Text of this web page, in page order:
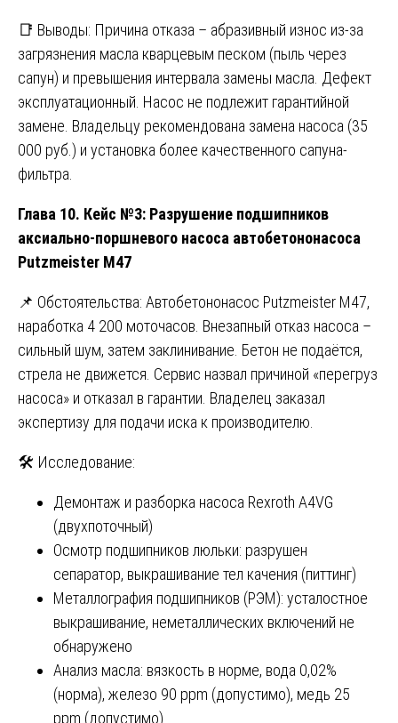
📑 Выводы: Причина отказа – абразивный износ из-за
загрязнения масла кварцевым песком (пыль через
сапун) и превышения интервала замены масла. Дефект
эксплуатационный. Насос не подлежит гарантийной
замене. Владельцу рекомендована замена насоса (35
000 руб.) и установка более качественного сапуна-
фильтра.
Глава 10. Кейс №3: Разрушение подшипников
аксиально-поршневого насоса автобетононасоса
Putzmeister M47
📌 Обстоятельства: Автобетононасос Putzmeister M47,
наработка 4 200 моточасов. Внезапный отказ насоса –
сильный шум, затем заклинивание. Бетон не подаётся,
стрела не движется. Сервис назвал причиной «перегруз
насоса» и отказал в гарантии. Владелец заказал
экспертизу для подачи иска к производителю.
🛠️ Исследование:
Демонтаж и разборка насоса Rexroth A4VG
(двухпоточный)
Осмотр подшипников люльки: разрушен
сепаратор, выкрашивание тел качения (питтинг)
Металлография подшипников (РЭМ): усталостное
выкрашивание, неметаллических включений не
обнаружено
Анализ масла: вязкость в норме, вода 0,02%
(норма), железо 90 ppm (допустимо), медь 25
ppm (допустимо)